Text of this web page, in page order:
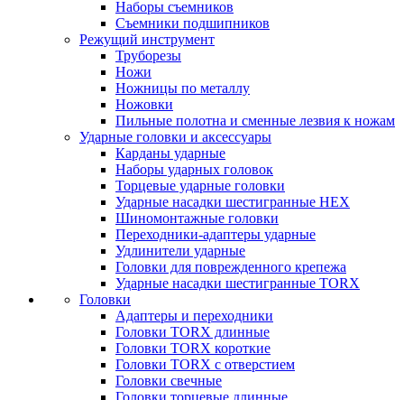
Наборы съемников
Съемники подшипников
Режущий инструмент
Труборезы
Ножи
Ножницы по металлу
Ножовки
Пильные полотна и сменные лезвия к ножам
Ударные головки и аксессуары
Карданы ударные
Наборы ударных головок
Торцевые ударные головки
Ударные насадки шестигранные HEX
Шиномонтажные головки
Переходники-адаптеры ударные
Удлинители ударные
Головки для поврежденного крепежа
Ударные насадки шестигранные TORX
Головки
Адаптеры и переходники
Головки TORX длинные
Головки TORX короткие
Головки TORX с отверстием
Головки свечные
Головки торцевые длинные